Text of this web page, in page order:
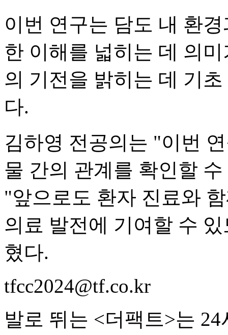
이번 연구는 담도 내 환
한 이해를 넓히는 데 의
의 기전을 밝히는 데 기
다.
김하영 전공의는 "이번
물 간의 관계를 확인할
"앞으로도 환자 진료와
의료 발전에 기여할 수
혔다.
tfcc2024@tf.co.kr
발로 뛰는 <더팩트>는